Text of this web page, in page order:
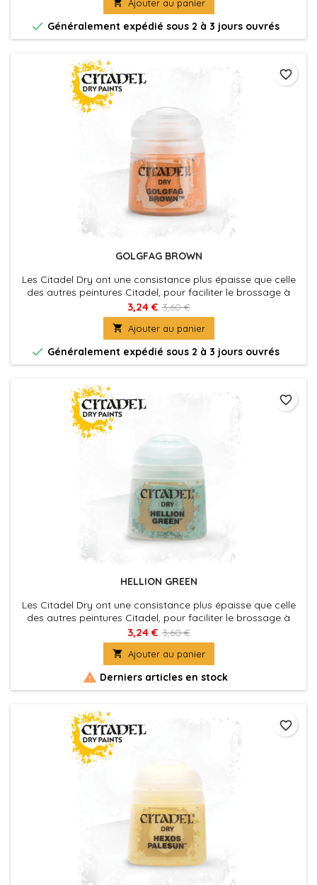
vite et facilement.
 Ajouter au panier
 Généralement expédié sous 2 à 3 jours ouvrés
GOLGFAG BROWN
Les Citadel Dry ont une consistance plus épaisse que celle
des autres peintures Citadel, pour faciliter le brossage à
sec, qui est une technique commode pour faire ressortir les
détails d'une figurine, ou pour appliquer les éclaircissements
vite et facilement.
3,24 € 3,60 €
 Ajouter au panier
 Généralement expédié sous 2 à 3 jours ouvrés
favorite_border
HELLION GREEN
Les Citadel Dry ont une consistance plus épaisse que celle
des autres peintures Citadel, pour faciliter le brossage à
sec, qui est une technique commode pour faire ressortir les
détails d'une figurine, ou pour appliquer les éclaircissements
vite et facilement.
3,24 € 3,60 €
 Ajouter au panier
 Derniers articles en stock
favorite_border
favorite_border